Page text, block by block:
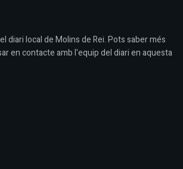
diari local de Molins de Rei. Pots saber més
en contacte amb l'equip del diari en aquesta